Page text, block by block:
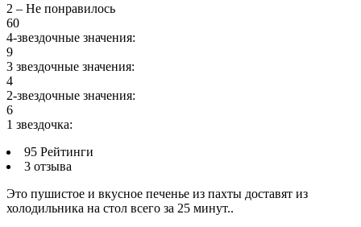
2 – Не понравилось
60
4-звездочные значения:
9
3 звездочные значения:
4
2-звездочные значения:
6
1 звездочка:
95 Рейтинги
3 отзыва
Это пушистое и вкусное печенье из пахты доставят из
холодильника на стол всего за 25 минут..